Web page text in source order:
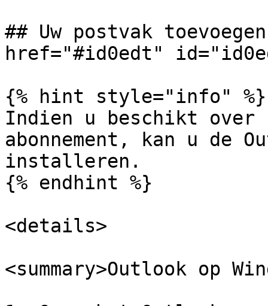
## Uw postvak
href="#id0edt"
{% hint style="info" %}
Indien u beschikt
abonnement, kan u de
installeren.
{% endhint %}
<details>
<summary>Outlook op